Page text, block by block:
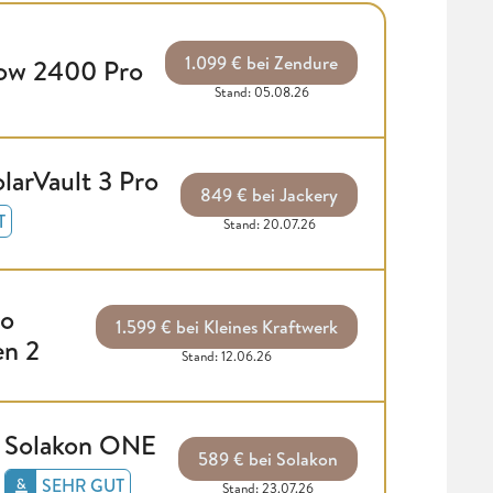
2400 Pro 1.099 € bei Zendure
Stand: 05.08.26
3 Pro 849 € bei Jackery
Stand: 20.07.26
2
1.599 € bei Kleines Kraftwerk
Stand: 12.06.26
Solakon ONE
SEHR GUT
589 € bei Solakon
Stand: 23.07.26